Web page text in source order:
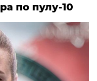
по пулу-10